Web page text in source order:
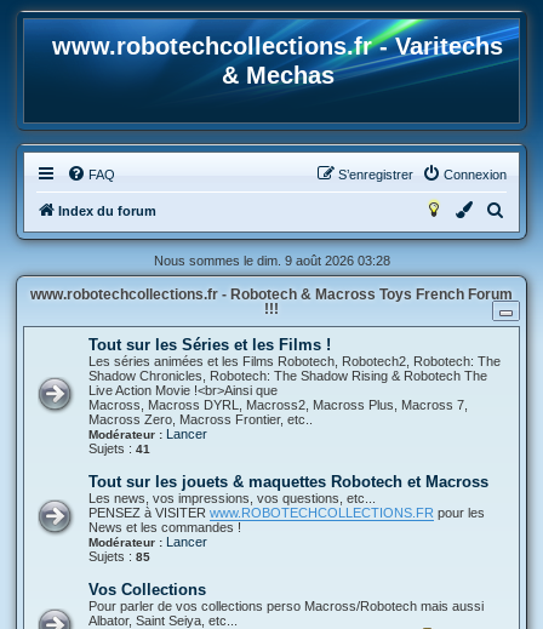
www.robotechcollections.fr - Varitechs
& Mechas
FAQ Connexion
S’enregistrer
Index du forum
e
h
e
Nous sommes le dim. 9 août 2026 03:28
www.robotechcollections.fr - Robotech & Macross Toys French Forum
!!!
Tout sur les Séries et les Films !
Les séries animées et les Films Robotech, Robotech2, Robotech: The
Shadow Chronicles, Robotech: The Shadow Rising & Robotech The
Live Action Movie !<br>Ainsi que
Macross, Macross DYRL, Macross2, Macross Plus, Macross 7,
Macross Zero, Macross Frontier, etc..
Modérateur : Lancer
Sujets : 41
Tout sur les jouets & maquettes Robotech et Macross
Les news, vos impressions, vos questions, etc...
PENSEZ à VISITER www.ROBOTECHCOLLECTIONS.FR pour les
News et les commandes !
Modérateur : Lancer
Sujets : 85
Vos Collections
Pour parler de vos collections perso Macross/Robotech mais aussi
Albator, Saint Seiya, etc...